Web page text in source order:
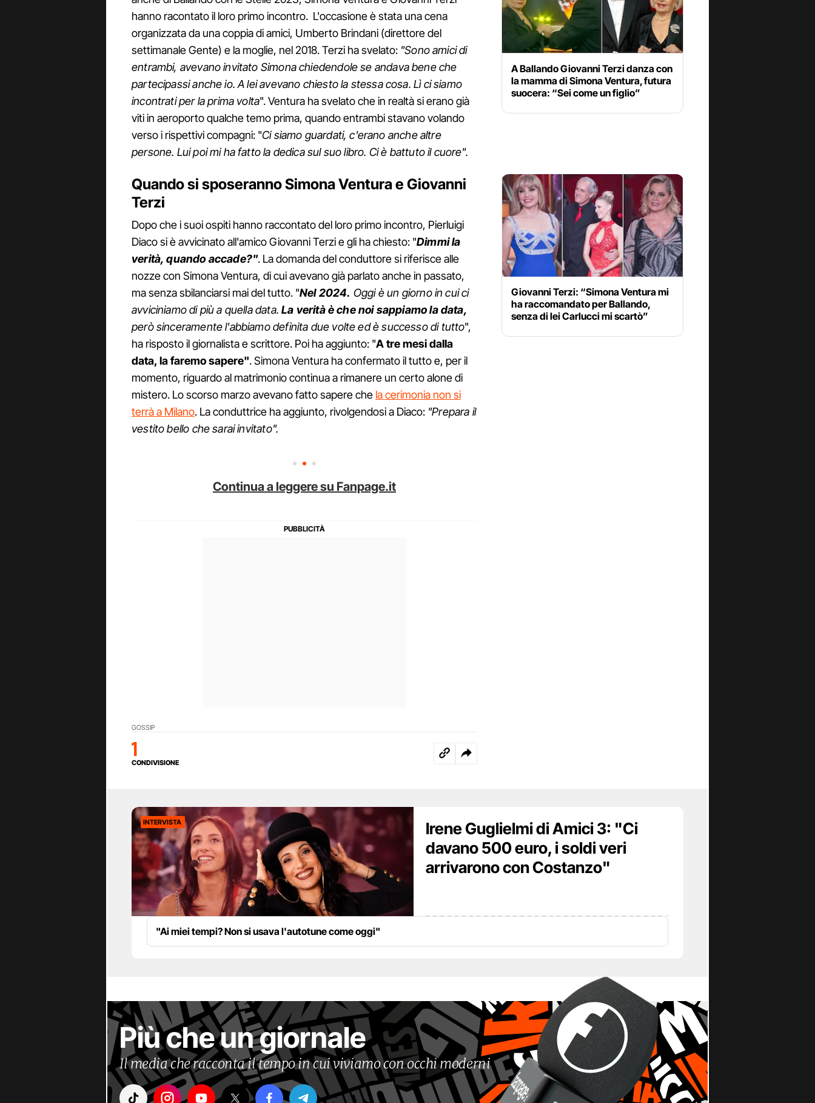
hanno racontato il loro primo incontro. L'occasione è stata una cena
organizzata da una coppia di amici, Umberto Brindani (direttore del
settimanale Gente) e la moglie, nel 2018. Terzi ha svelato: "Sono amici di
entrambi, avevano invitato Simona chiedendole se andava bene che
partecipassi anche io. A lei avevano chiesto la stessa cosa. Lì ci siamo
incontrati per la prima volta". Ventura ha svelato che in realtà si erano già
viti in aeroporto qualche temo prima, quando entrambi stavano volando
verso i rispettivi compagni: "Ci siamo guardati, c'erano anche altre
persone. Lui poi mi ha fatto la dedica sul suo libro. Ci è battuto il cuore".
Quando si sposeranno Simona Ventura e Giovanni
Terzi
Dopo che i suoi ospiti hanno raccontato del loro primo incontro, Pierluigi
Diaco si è avvicinato all'amico Giovanni Terzi e gli ha chiesto: "Dimmi la
verità, quando accade?". La domanda del conduttore si riferisce alle
nozze con Simona Ventura, di cui avevano già parlato anche in passato,
ma senza sbilanciarsi mai del tutto. "Nel 2024. Oggi è un giorno in cui ci
avviciniamo di più a quella data.La verità è che noi sappiamo la data,
però sinceramente l'abbiamo definita due volte ed è successo di tutto",
ha risposto il giornalista e scrittore. Poi ha aggiunto: "A tre mesi dalla
data, la faremo sapere". Simona Ventura ha confermato il tutto e, per il
momento, riguardo al matrimonio continua a rimanere un certo alone di
mistero. Lo scorso marzo avevano fatto sapere che la cerimonia non si
terrà a Milano. La conduttrice ha aggiunto, rivolgendosi a Diaco: "Prepara il
vestito bello che sarai invitato".
Continua a leggere su Fanpage.it
GOSSIP
1
CONDIVISIONE
A Ballando Giovanni Terzi danza con
la mamma di Simona Ventura, futura
suocera: “Sei come un figlio”
Giovanni Terzi: “Simona Ventura mi
ha raccomandato per Ballando,
senza di lei Carlucci mi scartò”
INTERVISTA
Irene Guglielmi di Amici 3: "Ci
davano 500 euro, i soldi veri
arrivarono con Costanzo"
"Ai miei tempi? Non si usava l'autotune come oggi"
Più che un giornale
Il media che racconta il tempo in cui viviamo con occhi moderni